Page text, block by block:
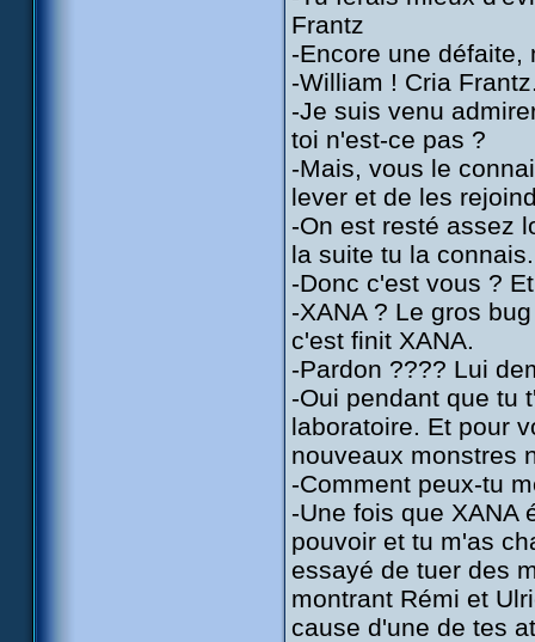
Frantz
-Encore une défaite,
-William ! Cria
-Je suis venu
toi n'est-ce pas ?
-Mais, vous le
lever et de les
-On est resté assez
la suite tu la
-Donc c'est vous ?
-XANA ? Le gros
c'est finit XANA.
-Pardon ???? Lui
-Oui pendant que tu
laboratoire. Et pour
nouveaux monstres
-Comment peux-tu
-Une fois que XANA
pouvoir et tu m'as
essayé de tuer des
montrant Rémi et
cause d'une de tes